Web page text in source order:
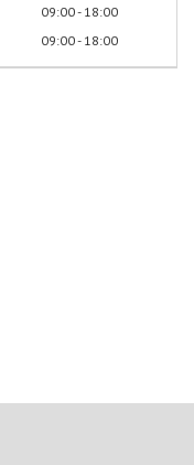
09:00 18:00
09:00 18:00